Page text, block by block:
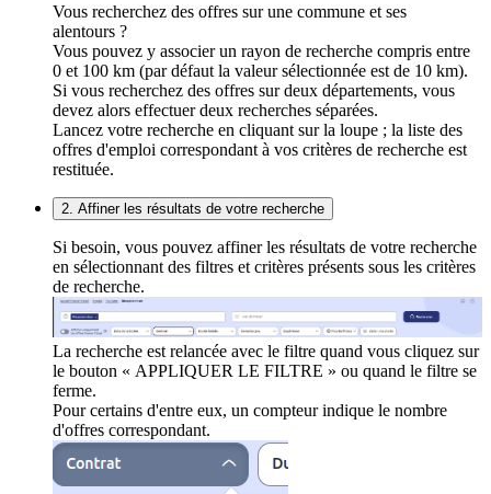
Vous recherchez des offres sur une commune et ses
alentours ?
Vous pouvez y associer un rayon de recherche compris entre
0 et 100 km (par défaut la valeur sélectionnée est de 10 km).
Si vous recherchez des offres sur deux départements, vous
devez alors effectuer deux recherches séparées.
Lancez votre recherche en cliquant sur la loupe ; la liste des
offres d'emploi correspondant à vos critères de recherche est
restituée.
2. Affiner les résultats de votre recherche
Si besoin, vous pouvez affiner les résultats de votre recherche
en sélectionnant des filtres et critères présents sous les critères
de recherche.
La recherche est relancée avec le filtre quand vous cliquez sur
le bouton « APPLIQUER LE FILTRE » ou quand le filtre se
ferme.
Pour certains d'entre eux, un compteur indique le nombre
d'offres correspondant.